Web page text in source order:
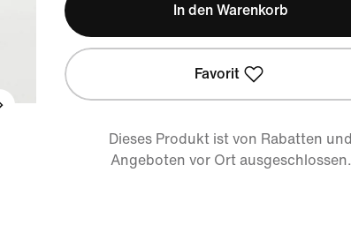
In den Warenkorb
Favorit
Dieses Produkt ist von Rabatten und
Angeboten vor Ort ausgeschlossen.